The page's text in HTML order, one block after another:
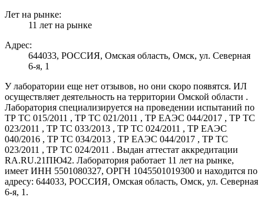
Лет на рынке:
11 лет на рынке
Адрес:
644033, РОССИЯ, Омская область, Омск, ул. Северная
6-я, 1
У лаборатории еще нет отзывов, но они скоро появятся. ИЛ
осуществляет деятельность на территории Омской области .
Лаборатория специализируется на проведении испытаний по
ТР ТС 015/2011 , ТР ТС 021/2011 , ТР ЕАЭС 044/2017 , ТР ТС
023/2011 , ТР ТС 033/2013 , ТР ТС 024/2011 , ТР ЕАЭС
040/2016 , ТР ТС 034/2013 , ТР ЕАЭС 044/2017 , ТР ТС
023/2011 , ТР ТС 024/2011 . Выдан аттестат аккредитации
RA.RU.21ПЮ42. Лаборатория работает 11 лет на рынке,
имеет ИНН 5501080327, ОРГН 1045501019300 и находится по
адресу: 644033, РОССИЯ, Омская область, Омск, ул. Северная
6-я, 1.